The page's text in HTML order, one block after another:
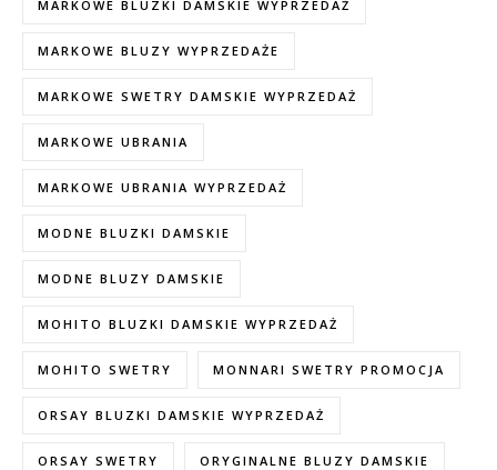
MARKOWE BLUZKI DAMSKIE WYPRZEDAŻ
MARKOWE BLUZY WYPRZEDAŻE
MARKOWE SWETRY DAMSKIE WYPRZEDAŻ
MARKOWE UBRANIA
MARKOWE UBRANIA WYPRZEDAŻ
MODNE BLUZKI DAMSKIE
MODNE BLUZY DAMSKIE
MOHITO BLUZKI DAMSKIE WYPRZEDAŻ
MOHITO SWETRY MONNARI SWETRY PROMOCJA
ORSAY BLUZKI DAMSKIE WYPRZEDAŻ
ORSAY SWETRY ORYGINALNE BLUZY DAMSKIE